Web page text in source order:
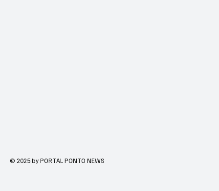
© 2025 by PORTAL PONTO NEWS